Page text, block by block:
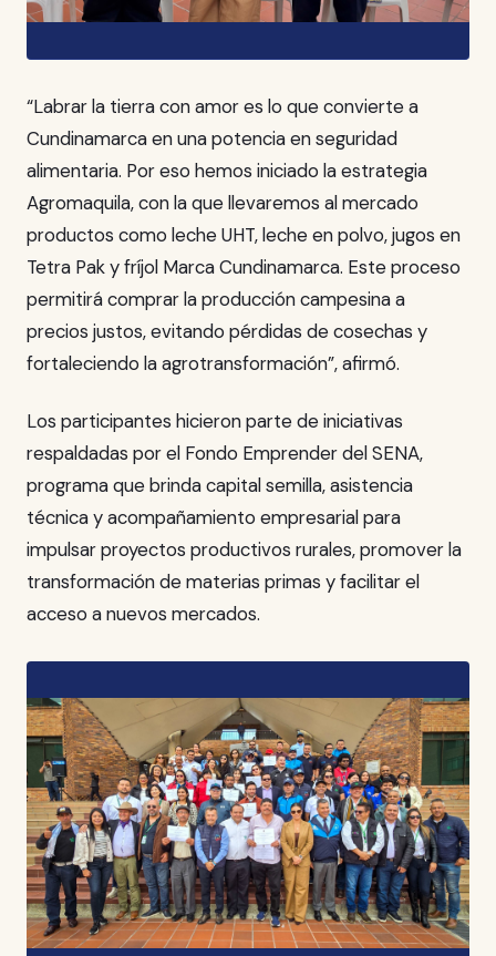
“Labrar la tierra con amor es lo que convierte a
Cundinamarca en una potencia en seguridad
alimentaria. Por eso hemos iniciado la estrategia
Agromaquila, con la que llevaremos al mercado
productos como leche UHT, leche en polvo, jugos en
Tetra Pak y fríjol Marca Cundinamarca. Este proceso
permitirá comprar la producción campesina a
precios justos, evitando pérdidas de cosechas y
fortaleciendo la agrotransformación”, afirmó.
Los participantes hicieron parte de iniciativas
respaldadas por el Fondo Emprender del SENA,
programa que brinda capital semilla, asistencia
técnica y acompañamiento empresarial para
impulsar proyectos productivos rurales, promover la
transformación de materias primas y facilitar el
acceso a nuevos mercados.